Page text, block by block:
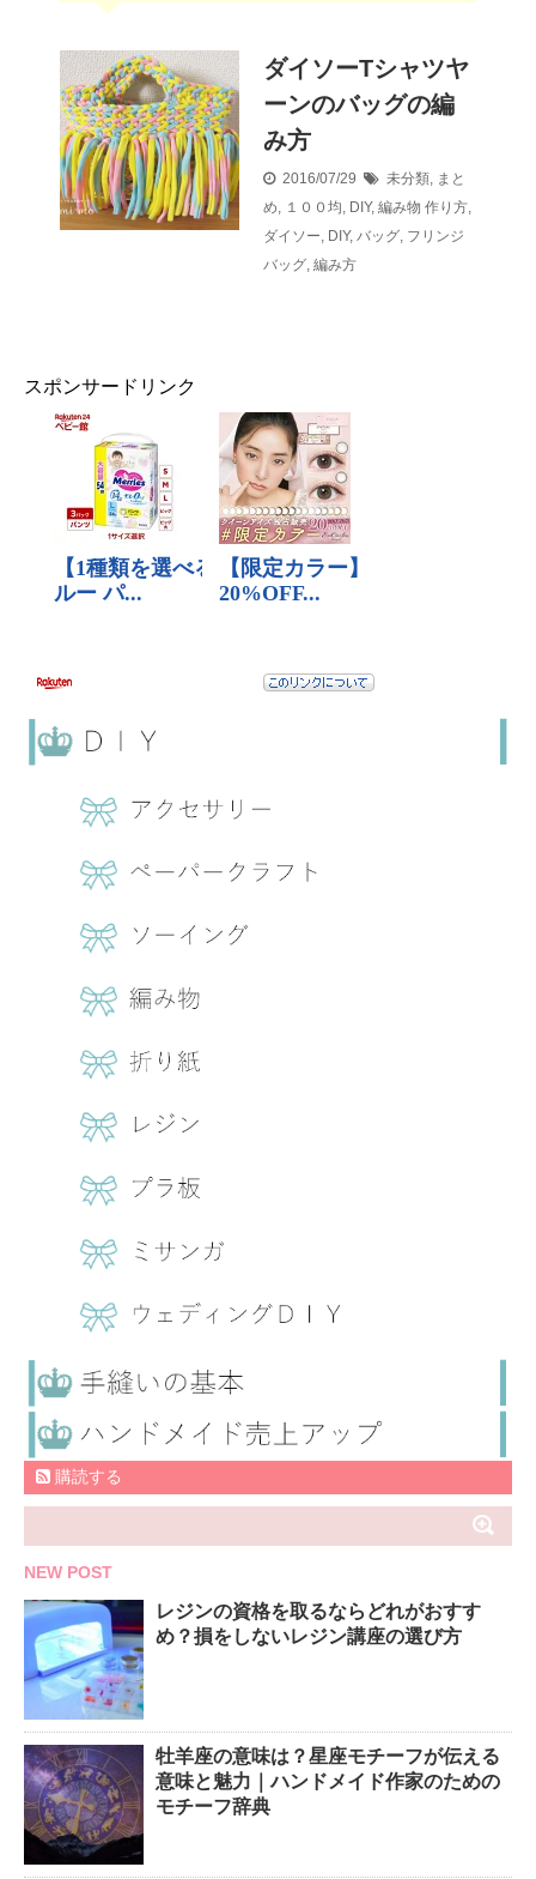
ダイソーTシャツヤ
ーンのバッグの編
み方
2016/07/29 未分類, まと
め, １００均, DIY, 編み物 作り方,
ダイソー, DIY, バッグ, フリンジ
バッグ, 編み方
スポンサードリンク
購読する
NEW POST
レジンの資格を取るならどれがおすす
め？損をしないレジン講座の選び方
牡羊座の意味は？星座モチーフが伝える
意味と魅力｜ハンドメイド作家のための
モチーフ辞典